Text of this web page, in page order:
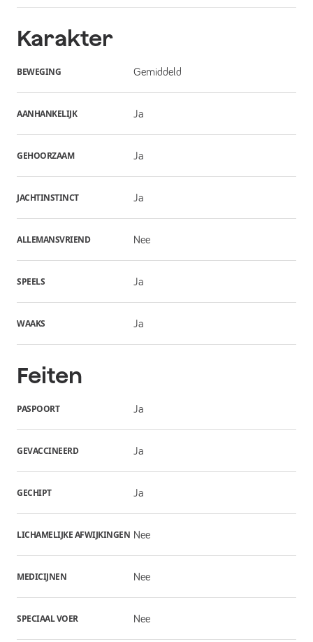
Karakter
BEWEGING Gemiddeld
AANHANKELIJK Ja
GEHOORZAAM Ja
JACHTINSTINCT Ja
ALLEMANSVRIEND Nee
SPEELS Ja
WAAKS Ja
Feiten
PASPOORT Ja
GEVACCINEERD Ja
GECHIPT Ja
LICHAMELIJKE AFWIJKINGEN Nee
MEDICIJNEN Nee
SPECIAAL VOER Nee